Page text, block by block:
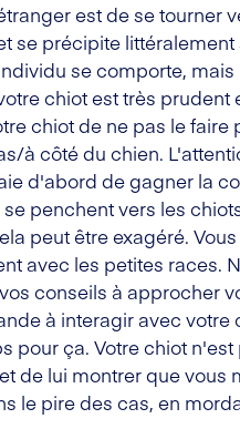
est de se tourner
se précipite
se comporte,
chiot est très
chiot de ne pas le
à côté du chien.
d'abord de gagner la
penchent vers les
peut être exagéré.
avec les petites races.
conseils à approcher
à interagir avec votre
pour ça. Votre chiot
de lui montrer que vous
le pire des cas, en